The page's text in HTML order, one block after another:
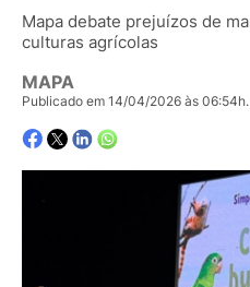
Mapa debate prejuízos de
culturas agrícolas
MAPA
Publicado em 14/04/2026 às 06:54h.